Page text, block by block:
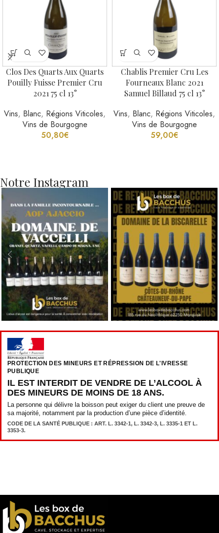
Clos Des Quarts Aux Quarts
Pouilly Fuisse Premier Cru
2021 75 cl 13°
Vins, Blanc, Régions Viticoles,
Vins de Bourgogne
50,80€
Chablis Premier Cru Les
Fourneaux Blanc 2021
Samuel Billaud 75 cl 13°
Vins, Blanc, Régions Viticoles,
Vins de Bourgogne
59,00€
Notre Instagram
PROTECTION DES MINEURS ET RÉPRESSION DE L'IVRESSE
PUBLIQUE
IL EST INTERDIT DE VENDRE DE L’ALCOOL À
DES MINEURS DE MOINS DE 18 ANS.
La personne qui délivre la boisson peut exiger du client une preuve de
sa majorité, notamment par la production d’une pièce d’identité.
CODE DE LA SANTÉ PUBLIQUE : ART. L. 3342-1, L. 3342-3, L. 3335-1 ET L.
3353-3.